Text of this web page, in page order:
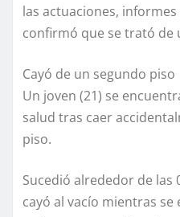
las actuaciones,
confirmó que se trató de
Cayó de un segundo piso
Un joven (21) se
salud tras caer
piso.
Sucedió alrededor de las
cayó al vacío mientras